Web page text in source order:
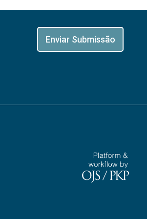
Enviar Submissão